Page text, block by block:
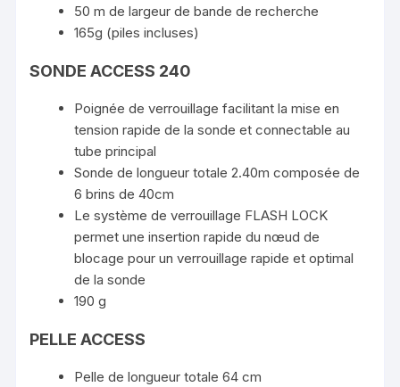
50 m de largeur de bande de recherche
165g (piles incluses)
SONDE ACCESS 240
Poignée de verrouillage facilitant la mise en
tension rapide de la sonde et connectable au
tube principal
Sonde de longueur totale 2.40m composée de
6 brins de 40cm
Le système de verrouillage FLASH LOCK
permet une insertion rapide du nœud de
blocage pour un verrouillage rapide et optimal
de la sonde
190 g
PELLE ACCESS
Pelle de longueur totale 64 cm